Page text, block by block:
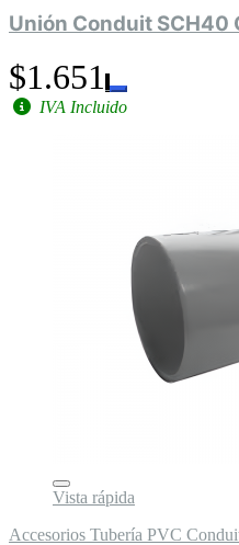
Unión Conduit SCH40
$1.651
IVA Incluido
Vista rápida
Accesorios Tubería PVC